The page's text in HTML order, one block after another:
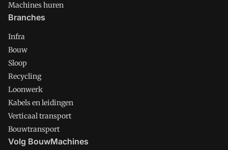
Machines huren
Branches
Infra
Bouw
Sloop
Recycling
Loonwerk
Kabels en leidingen
Verticaal transport
Bouwtransport
Volg BouwMachines